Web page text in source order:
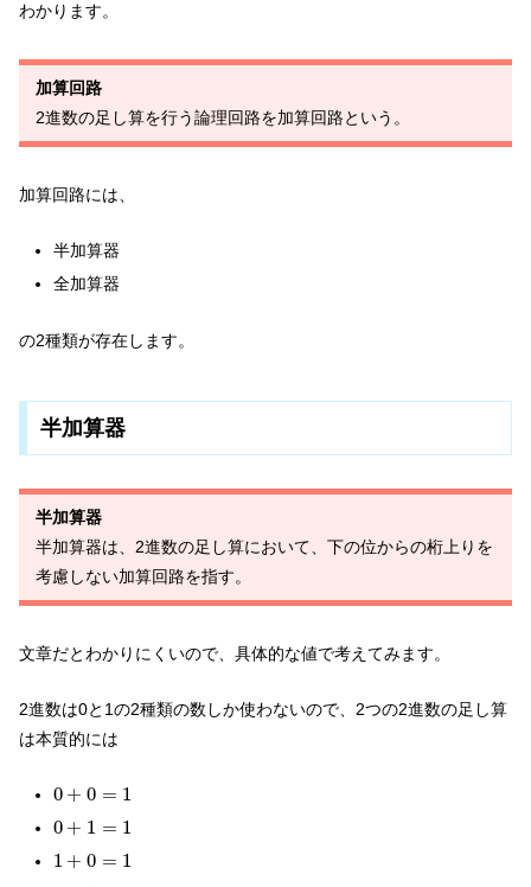
わかります。
加算回路
2進数の足し算を行う論理回路を加算回路という。
加算回路には、
半加算器
全加算器
の2種類が存在します。
半加算器
半加算器
半加算器は、2進数の足し算において、下の位からの桁上りを
考慮しない加算回路を指す。
文章だとわかりにくいので、具体的な値で考えてみます。
2進数は0と1の2種類の数しか使わないので、2つの2進数の足し算
は本質的には
0 + 0 = 1
0 + =
0 + 1 = 1
0 + =
1 + 0 = 1
1 + =